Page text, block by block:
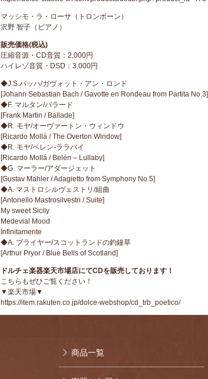
マッシモ・ラ・ローサ（トロンボーン）
沢野 智子（ピアノ）
販売価格(税込)
圧縮音源・CD音質：2,000円
ハイレゾ音質・DSD：3,000円
◆J.S.バッハ/ガヴォット・アン・ロンド
[Johann Sebastian Bach / Gavotte en Rondeau from Partita No.3]
◆F. マルタン/バラード
[Frank Martin / Ballade]
◆R. モヤ/オーヴァートン・ウィンドウ
[Ricardo Mollá / The Overton Window]
◆R. モヤ/ベレン-ララバイ
[Ricardo Mollá / Belén – Lullaby]
◆G. マーラー/アダージェット
[Gustav Mahler / Adagietto from Symphony No.5]
◆A. マストロシルヴェストリ/組曲
[Antonello Mastrosilvestri / Suite]
My sweet Sicily
Medevial Mood
Infinitamente
◆A. プライヤー/スコットランドの釣鐘草
[Arthur Pryor / Blue Bells of Scotland]
ドルチェ楽器楽天市場店にてCDを販売しております！
こちらもぜひご覧ください！
▼楽天市場▼
https://item.rakuten.co.jp/dolce-webshop/cd_trb_poetico/
商品一覧